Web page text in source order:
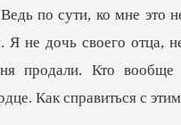
чтения
по сути, ко мне это
Я не дочь своего о